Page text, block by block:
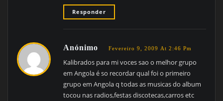
Responder
Anónimo Fevereiro 9, 2009 At 2:46 Pm
Kalibrados para mi voces sao o melhor grupo
em Angola é so recordar qual foi o primeiro
grupo em Angola q todas as musicas do album
tocou nas radios,festas discotecas,carros etc